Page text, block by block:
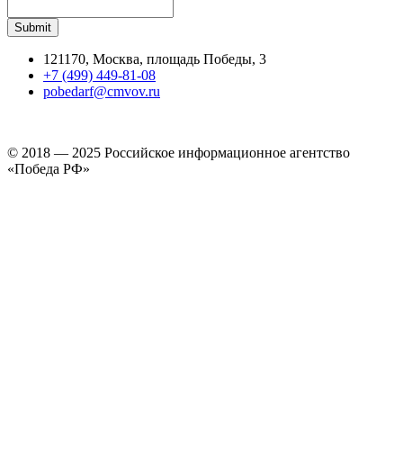
121170, Москва, площадь Победы, 3
+7 (499) 449-81-08
pobedarf@cmvov.ru
© 2018 — 2025 Российское информационное агентство
«Победа РФ»